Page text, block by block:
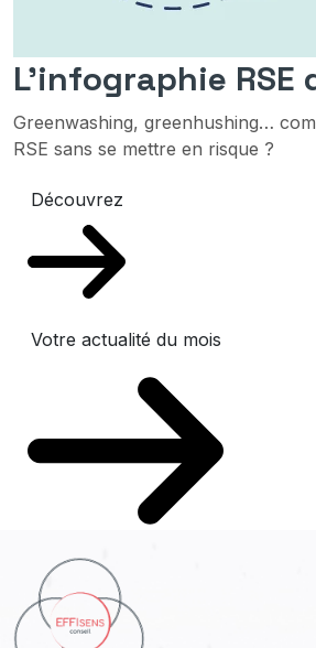
L'infographie RSE
Greenwashing, greenhushing…
RSE sans se mettre en risque ?
Découvrez
Votre actualité du mois